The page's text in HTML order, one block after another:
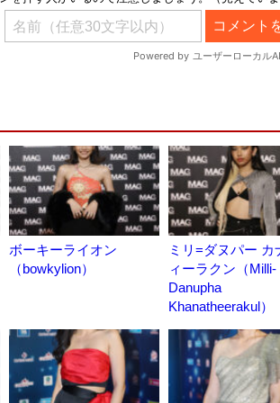
ボーキーライオン
（bowkylion）
ミリ=ダヌパー カ
ィーラクン（Milli-
Danupha
Khanatheerakul）